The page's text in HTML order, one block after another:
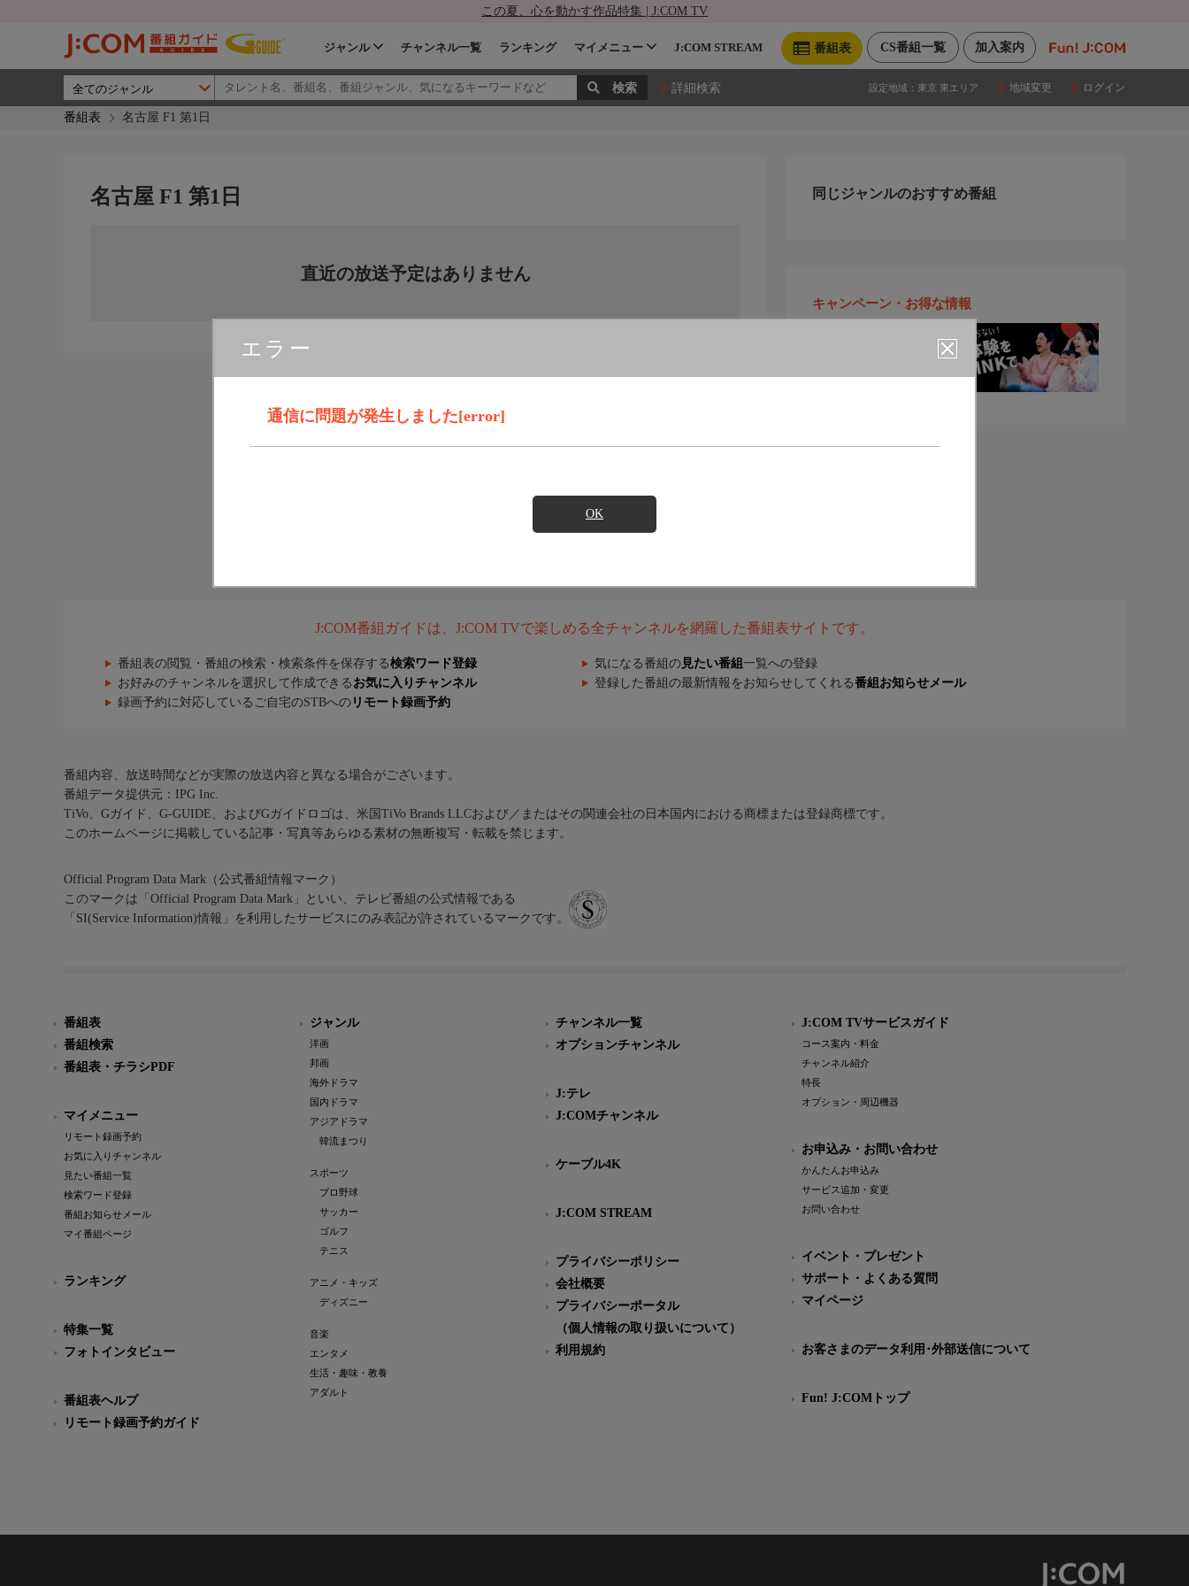
この夏、心を動かす作品特集 | J:COM TV
加入案内
CS番組一覧
番組表
ジャンル チャンネル一覧 ランキング マイメニュー J:COM STREAM
詳細検索 設定地域： 東京 東エリア 地域変更 ログイン
番組表 名古屋 F1 第1日
エラー
通信に問題が発生しました[error]
OK
名古屋 F1 第1日
直近の放送予定はありません
同じジャンルのおすすめ番組
キャンペーン・お得な情報
J:COM番組ガイドは、J:COM TVで楽しめる全チャンネルを網羅した番組表サイトです。
番組表の閲覧・番組の検索・検索条件を保存する検索ワード登録 気になる番組の 見たい番組 一覧への登録
お好みのチャンネルを選択して作成できる お気に入りチャンネル 登録した番組の最新情報をお知らせしてくれる番組お知らせメール
録画予約に対応しているご自宅のSTBへの リモート録画予約
番組内容、放送時間などが実際の放送内容と異なる場合がございます。
番組データ提供元：IPG Inc.
TiVo、Gガイド、G-GUIDE、およびGガイドロゴは、米国TiVo Brands LLCおよび／またはその関連会社の日本国内における商標または登録商標です。
このホームページに掲載している記事・写真等あらゆる素材の無断複写・転載を禁じます。
Official Program Data Mark（公式番組情報マーク）
このマークは「Official Program Data Mark」といい、テレビ番組の公式情報である
「SI(Service Information)情報」を利用したサービスにのみ表記が許されているマークです。
番組表
番組検索
番組表・チラシPDF
マイメニュー
リモート録画予約
お気に入りチャンネル
見たい番組一覧
検索ワード登録
番組お知らせメール
マイ番組ページ
ランキング
特集一覧
フォトインタビュー
番組表ヘルプ
リモート録画予約ガイド
ジャンル
洋画
邦画
海外ドラマ
国内ドラマ
アジアドラマ
韓流まつり
スポーツ
プロ野球
サッカー
ゴルフ
テニス
アニメ・キッズ
ディズニー
音楽
エンタメ
生活・趣味・教養
アダルト
チャンネル一覧
オプションチャンネル
J:テレ
J:COMチャンネル
ケーブル4K
J:COM STREAM
プライバシーポリシー
会社概要
プライバシーポータル
（個人情報の取り扱いについて）
利用規約
J:COM TVサービスガイド
コース案内・料金
チャンネル紹介
特長
オプション・周辺機器
お申込み・お問い合わせ
かんたんお申込み
サービス追加・変更
お問い合わせ
イベント・プレゼント
サポート・よくある質問
マイページ
お客さまのデータ利用･外部送信について
Fun! J:COMトップ